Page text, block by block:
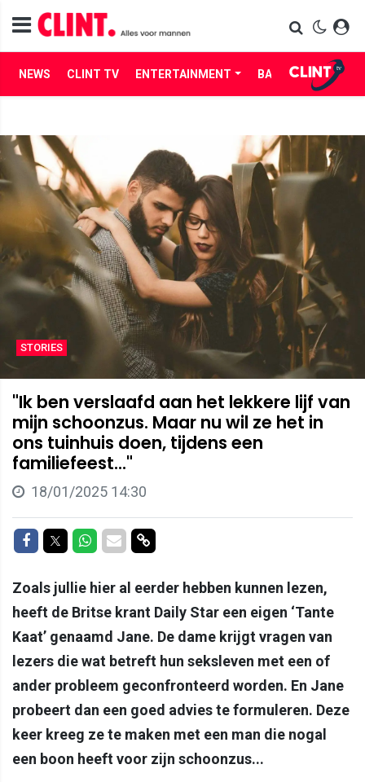
NEWS CLINT TV ENTERTAINMENT BABES LIFE
STORIES
"Ik ben verslaafd aan het lekkere lijf van
mijn schoonzus. Maar nu wil ze het in
ons tuinhuis doen, tijdens een
familiefeest..."
18/01/2025 14:30
Delen op Facebook
Delen op Twitter
Delen op Whatsapp
Delen via Mail
Delen via link
Zoals jullie hier al eerder hebben kunnen lezen,
heeft de Britse krant Daily Star een eigen ‘Tante
Kaat’ genaamd Jane. De dame krijgt vragen van
lezers die wat betreft hun seksleven met een of
ander probleem geconfronteerd worden. En Jane
probeert dan een goed advies te formuleren. Deze
keer kreeg ze te maken met een man die nogal
een boon heeft voor zijn schoonzus...